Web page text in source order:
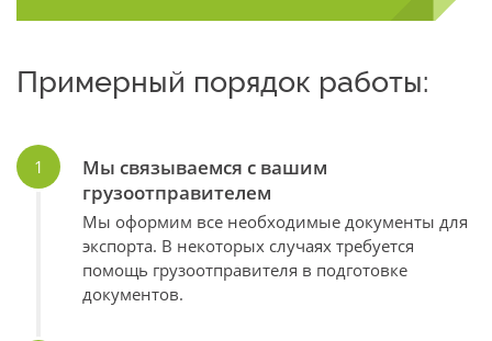
Примерный порядок работы:
Мы связываемся с вашим
грузоотправителем
Мы оформим все необходимые документы для
экспорта. В некоторых случаях требуется
помощь грузоотправителя в подготовке
документов.